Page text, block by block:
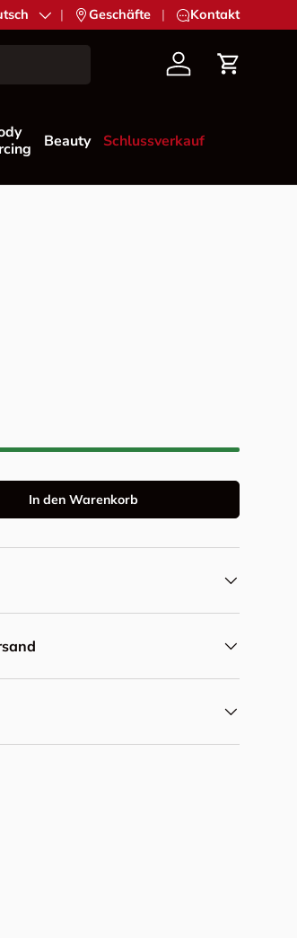
| Geschäfte | Kontakt
Konto
Beauty Schlussverkauf
In den Warenkorb